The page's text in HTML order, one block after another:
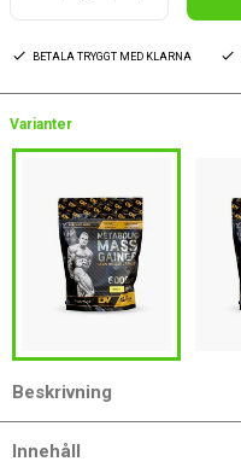
BETALA TRYGGT MED KLARNA
Varianter
Beskrivning
Innehåll